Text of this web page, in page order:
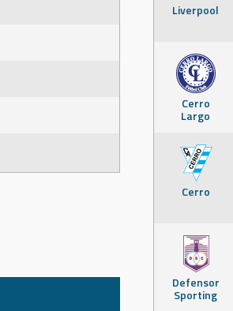
Liverpool
Cerro
Largo
Cerro
Defensor
Sporting